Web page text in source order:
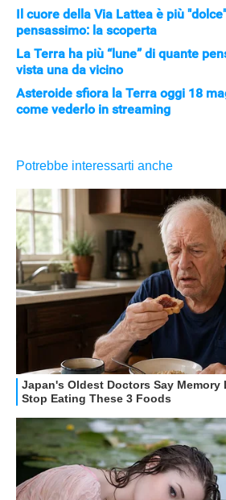
Il cuore della Via Lattea è più
pensassimo: la scoperta
La Terra ha più “lune” di quante
vista una da vicino
Asteroide sfiora la Terra oggi 18
come vederlo in streaming